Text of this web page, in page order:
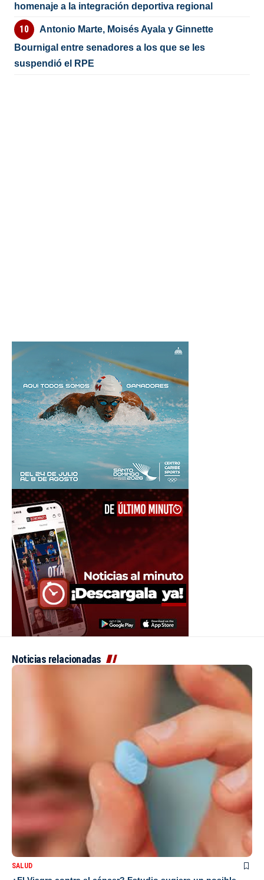
homenaje a la integración deportiva regional
Antonio Marte, Moisés Ayala y Ginnette
Bournigal entre senadores a los que se les
suspendió el RPE
Noticias relacionadas
SALUD